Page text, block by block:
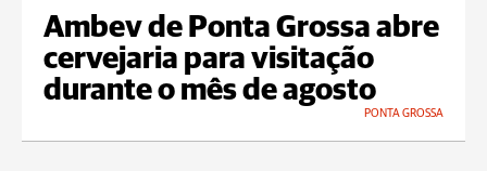
Ambev de Ponta Grossa abre
cervejaria para visitação
durante o mês de agosto
PONTA GROSSA